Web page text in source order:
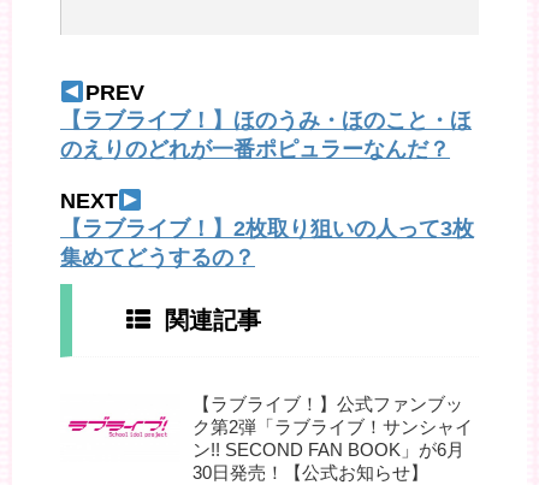
PREV
【ラブライブ！】ほのうみ・ほのこと・ほ
のえりのどれが一番ポピュラーなんだ？
NEXT
【ラブライブ！】2枚取り狙いの人って3枚
集めてどうするの？
関連記事
【ラブライブ！】公式ファンブッ
ク第2弾「ラブライブ！サンシャイ
ン!! SECOND FAN BOOK」が6月
30日発売！【公式お知らせ】